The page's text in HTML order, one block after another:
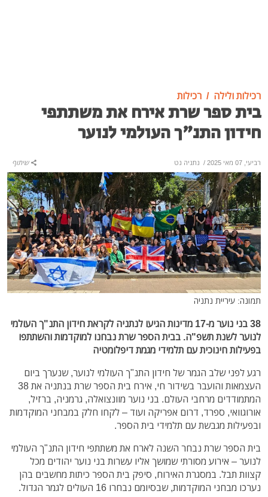
רכילות ולילה רכילות
בית ספר שרת אירח את משתתפי
חידון התנ"ך העולמי לנוער
רביעי, 07 מאי 2025 / נתניה נט שיתוף
תמונה: עיריית נתניה
38 בני נוער מ-17 מדינות הגיעו לנתניה לקראת חידון התנ"ך העולמי
לנוער לשנת תשפ"ה. בבית הספר שרת נבחנו למוקדמות והשתתפו
בפעילות חינוכית עם תלמידי מגמת דיפלומטיה
רגע לפני שלב הגמר של חידון התנ"ך העולמי לנוער, שנערך ביום
העצמאות והועבר בשידור חי, אירח בית הספר שרת בנתניה את 38
המתמודדים מרחבי העולם. בני נוער מוונצואלה, גרמניה, ברזיל,
אורוגוואי, ספרד, דרום אפריקה ועוד – לקחו חלק במבחני המוקדמות
ובפעילות מגבשת עם תלמידי בית הספר.
בית הספר שרת נבחר השנה לארח את משתתפי חידון התנ"ך העולמי
לנוער – אירוע מסורתי שמושך אליו עשרות בני נוער יהודים מכל
קצוות תבל. במסגרת האירוח, סיפק בית הספר כיתות מחשבים בהן
נערכו מבחני המוקדמות, שבסיומם נבחרו 16 העולים לגמר הגדול.